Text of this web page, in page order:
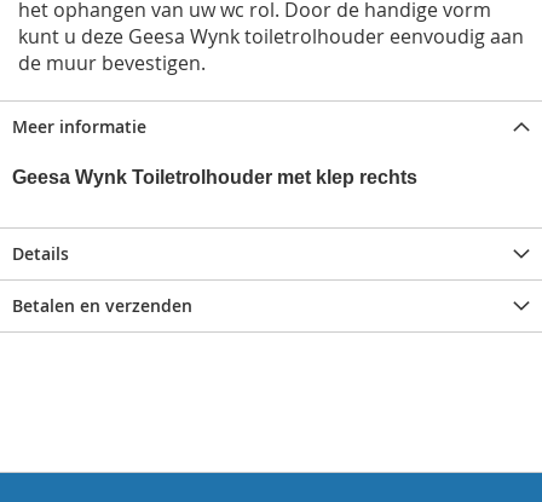
het ophangen van uw wc rol. Door de handige vorm
kunt u deze Geesa Wynk toiletrolhouder eenvoudig aan
de muur bevestigen.
Meer informatie
Geesa Wynk Toiletrolhouder met klep rechts
Details
Betalen en verzenden